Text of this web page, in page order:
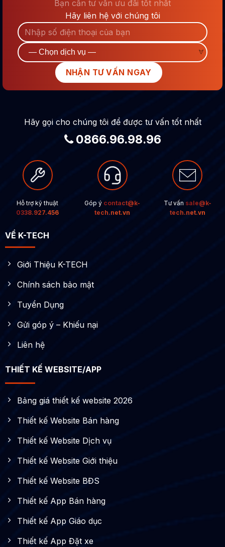
Bạn cần tư vấn ưu đãi tốt nhất
Hãy liên hệ với chúng tôi
Hãy gọi cho chúng tôi để được tư vấn tốt nhất
0866.96.98.96
Hỗ trợ kỹ thuật
0338.927.456
Góp ý contact@k-
tech.net.vn
Tư vấn sale@k-
tech.net.vn
VỀ K-TECH
Giới Thiệu K-TECH
Chính sách bảo mật
Tuyển Dụng
Gửi góp ý – Khiếu nại
Liên hệ
THIẾT KẾ WEBSITE/APP
Bảng giá thiết kế website 2026
Thiết kế Website Bán hàng
Thiết kế Website Dịch vụ
Thiết kế Website Giới thiệu
Thiết kế Website BĐS
Thiết kế App Bán hàng
Thiết kế App Giáo dục
Thiết kế App Đặt xe